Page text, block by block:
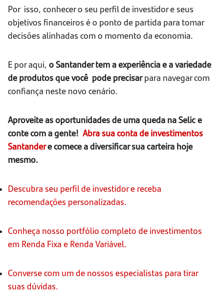
Por isso, conhecer o seu perfil de investidor e seus
objetivos financeiros é o ponto de partida para tomar
decisões alinhadas com o momento da economia.
E por aqui, o Santander tem a experiência e a variedade
de produtos que você pode precisarpara navegar com
confiança neste novo cenário.
Aproveite as oportunidades de uma queda na Selic e
conte com a gente! Abra sua conta de investimentos
Santandere comece a diversificar sua carteira hoje
mesmo.
Descubra seu perfil de investidor e receba
recomendações personalizadas.
Conheça nosso portfólio completo de investimentos
em Renda Fixa e Renda Variável.
Converse com um de nossos especialistas para tirar
suas dúvidas.